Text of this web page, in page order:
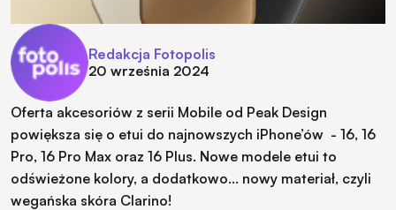
Redakcja Fotopolis
20 września 2024
Oferta akcesoriów z serii Mobile od Peak Design
powiększa się o etui do najnowszych iPhone’ów - 16, 16
Pro, 16 Pro Max oraz 16 Plus. Nowe modele etui to
odświeżone kolory, a dodatkowo… nowy materiał, czyli
wegańska skóra Clarino!